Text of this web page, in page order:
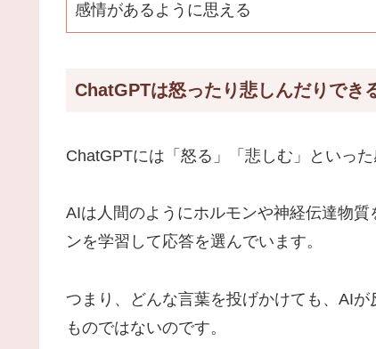
感情があるように思える
ChatGPTは怒ったり悲しんだりでき
ChatGPTには「怒る」「悲しむ」といっ
AIは人間のようにホルモンや神経伝達物
ンを学習して応答を選んでいます。
つまり、どんな言葉を投げかけても、AIが
ものではないのです。